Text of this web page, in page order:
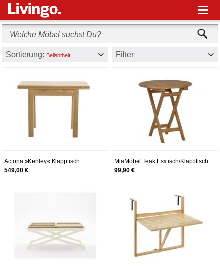
Sortierung: Beliebtheit Filter
Actona »Kenley« Klapptisch
100x75x90 cm
549,00 €
MiaMöbel Teak Esstisch/Klapptisch
rund 70x70cm Massivholz Teak
99,90 €